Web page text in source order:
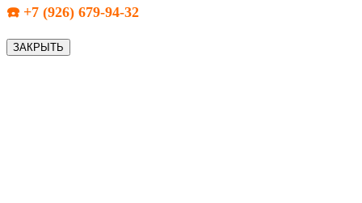
☎️ +7 (926) 679-94-32
ЗАКРЫТЬ